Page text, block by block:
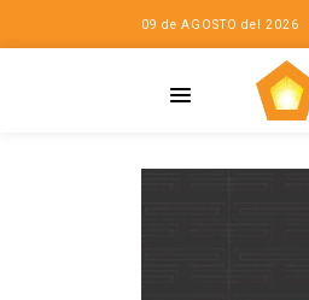
09 de AGOSTO del 2026